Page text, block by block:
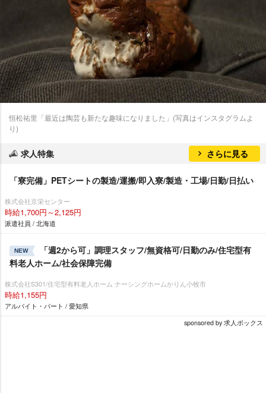
恒松祐里「最近は陶芸も新たな趣味になりました」(写真はインスタグラムよ
り)
求人特集 さらに見る
「寮完備」PETシートの製造/運搬/即入寮/製造・工場/日勤/日払い
株式会社京栄センター
時給1,700円～2,125円
派遣社員 / 北海道
NEW
「週2から可」調理スタッフ/無資格可/日勤のみ/住宅型有
料老人ホーム/社会保障完備
株式会社S301/住宅型有料老人ホーム ナーシングホームかりん小牧市
時給1,155円
アルバイト・パート / 愛知県
sponsored by 求人ボックス